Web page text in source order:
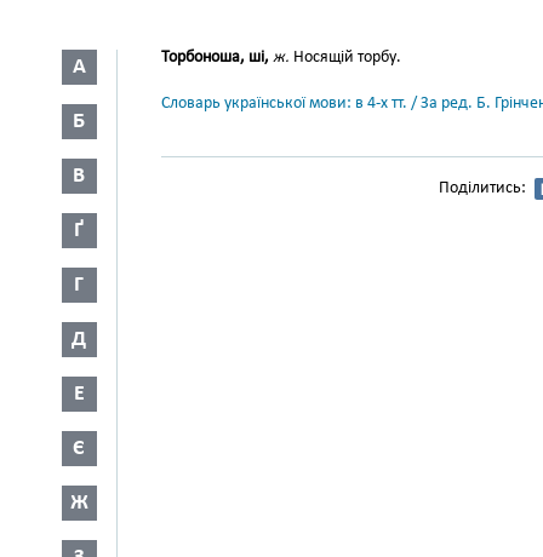
А
Б
В
Ґ
Г
Д
Е
Є
Ж
Торбоноша, ші, ж. Носящій торбу.
Словарь української мови: в 4-х тт. / За ред. Б.
Поділитись: